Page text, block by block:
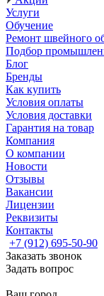
Услуги
Обучение
Ремонт швейного
Подбор
Блог
Бренды
Как купить
Условия оплаты
Условия доставки
Гарантия на товар
Компания
О компании
Новости
Отзывы
Вакансии
Лицензии
Реквизиты
Контакты
+7 (912) 695-50-90
Заказать звонок
Задать вопрос